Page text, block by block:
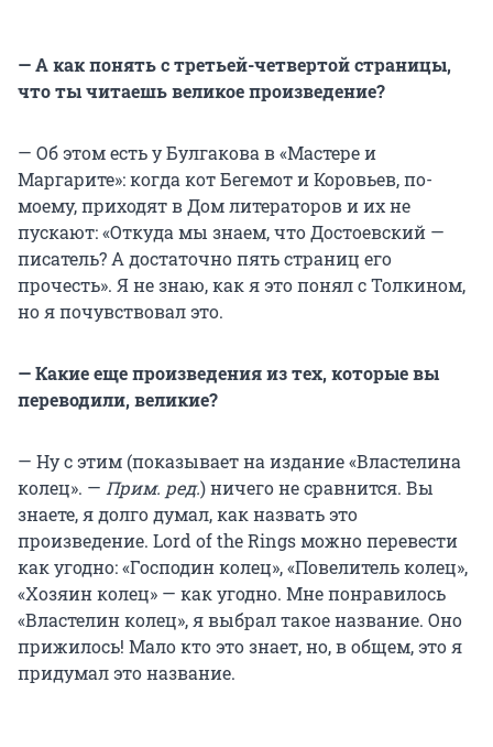
— А как понять с третьей-четвертой страницы,
что ты читаешь великое произведение?
— Об этом есть у Булгакова в «Мастере и
Маргарите»: когда кот Бегемот и Коровьев, по-
моему, приходят в Дом литераторов и их не
пускают: «Откуда мы знаем, что Достоевский —
писатель? А достаточно пять страниц его
прочесть». Я не знаю, как я это понял с Толкином,
но я почувствовал это.
— Какие еще произведения из тех, которые вы
переводили, великие?
— Ну с этим (показывает на издание «Властелина
колец». — Прим. ред.) ничего не сравнится. Вы
знаете, я долго думал, как назвать это
произведение. Lord of the Rings можно перевести
как угодно: «Господин колец», «Повелитель колец»,
«Хозяин колец» — как угодно. Мне понравилось
«Властелин колец», я выбрал такое название. Оно
прижилось! Мало кто это знает, но, в общем, это я
придумал это название.